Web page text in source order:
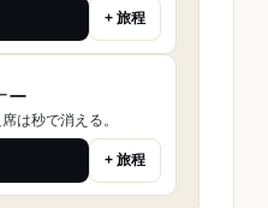
+ 旅程
ー
は秒で消える。
+ 旅程